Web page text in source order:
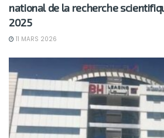
national de la recherche
2025
11 MARS 2026